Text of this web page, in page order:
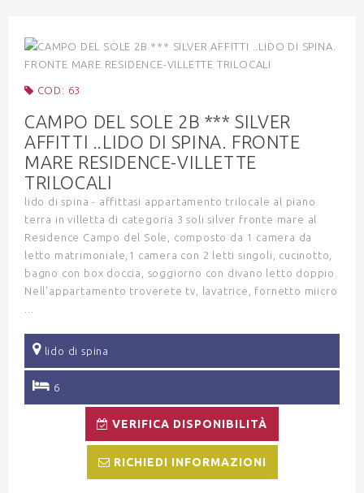
COD: 63
CAMPO DEL SOLE 2B *** SILVER
AFFITTI ..LIDO DI SPINA. FRONTE
MARE RESIDENCE-VILLETTE
TRILOCALI
lido di spina - affittasi appartamento trilocale al piano
terra in villetta di categoria 3 soli silver fronte mare al
Residence Campo del Sole, composto da 1 camera da
letto matrimoniale,1 camera con 2 letti singoli, cucinotto,
bagno con box doccia, soggiorno con divano letto doppio.
Nell'appartamento troverete tv, lavatrice, fornetto miicro
lido di spina
6
VERIFICA DISPONIBILITÀ
RICHIEDI INFORMAZIONI